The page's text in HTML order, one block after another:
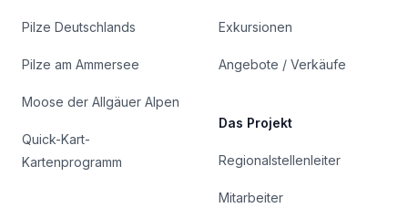
Pilze Deutschlands
Pilze am Ammersee
Moose der Allgäuer Alpen
Quick-Kart-
Kartenprogramm
Exkursionen
Angebote / Verkäufe
Das Projekt
Regionalstellenleiter
Mitarbeiter